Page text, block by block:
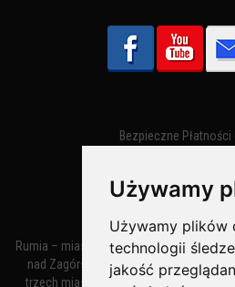
Używamy
Używamy plików
technologii
jakość
Bezpieczne Płatności
Rumia – miasto w województwie
nad Zagórską Strugą. Z miastami
trzech miast zwany Małym Trójmiastem